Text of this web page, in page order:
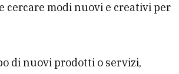
modi nuovi e creativi per
di nuovi prodotti o servizi,